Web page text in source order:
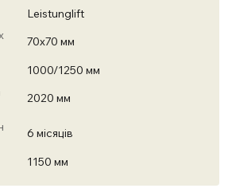
Leistunglift
70х70 мм
1000/1250 мм
2020 мм
6 місяців
1150 мм